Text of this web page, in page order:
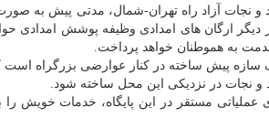
و نجات آزاد راه تهران-شمال، مدتی پیش به
دیگر ارگان های امدادی وظیفه پوشش امدادی
به هموطنان خواهد پرداخت.
یک سازه پیش ساخته در کنار عوارضی بزرگراه
و نجات در نزدیکی این محل ساخته شود.
عملیاتی مستقر در این پایگاه، خدمات خویش